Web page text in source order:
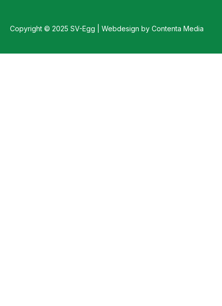
Copyright © 2025 SV-Egg | Webdesign by Contenta Media